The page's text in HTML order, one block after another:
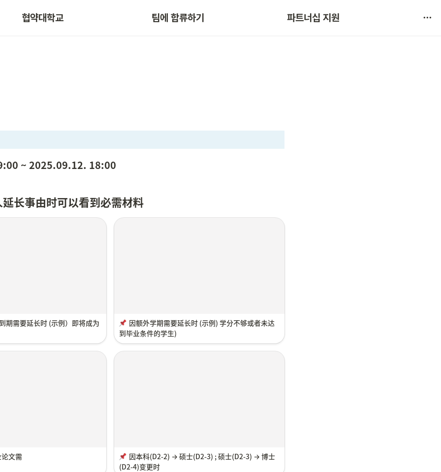
협약대학교 팀에 합류하기 파트너십 지원
서비스 불만 사항 제보
~ 2025.09.12. 18:00
长事由时可以看到必需材料
期需要延长时 (示例）即将成为
因额外学期需要延长时 (示例) 学分不够或者未达
到毕业条件的学生)
文需 因本科(D2-2) → 硕士(D2-3) ; 硕士(D2-3) → 博士
(D2-4)变更时